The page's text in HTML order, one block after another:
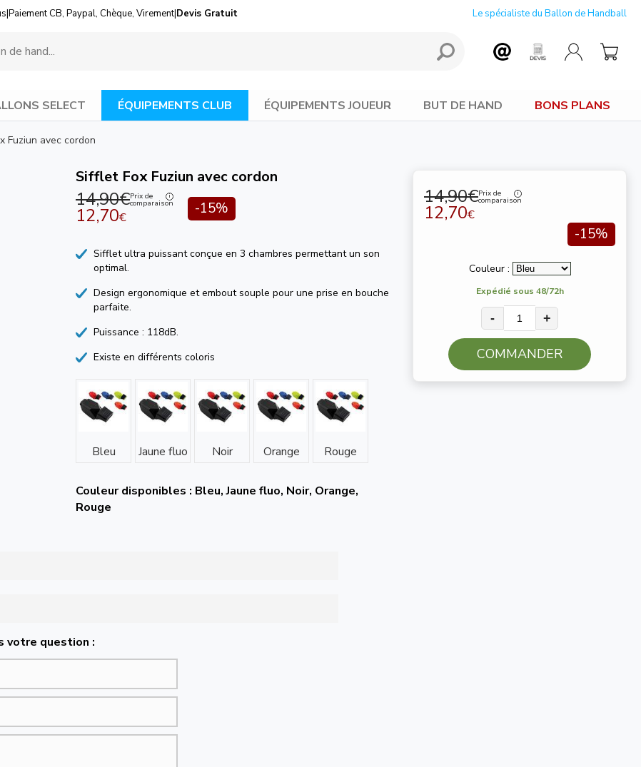
|Paiement CB, Paypal, Chèque, Virement|Devis Gratuit Le spécialiste du Ballon de Handball
SELECT ÉQUIPEMENTS CLUB ÉQUIPEMENTS JOUEUR BUT DE HAND BONS PLANS
Fuziun avec cordon
14,90€Prix de
comparaison
12,70€
-15%
Couleur :
Expédié sous 48/72h
- +
COMMANDER
Sifflet Fox Fuziun avec cordon
14,90€Prix de
comparaison
12,70€ -15%
Sifflet ultra puissant conçue en 3 chambres permettant un son
optimal.
Design ergonomique et embout souple pour une prise en bouche
parfaite.
Puissance : 118dB.
Existe en différents coloris
Bleu Jaune fluo Noir Orange Rouge
Couleur disponibles : Bleu, Jaune fluo, Noir, Orange,
Rouge
votre question :